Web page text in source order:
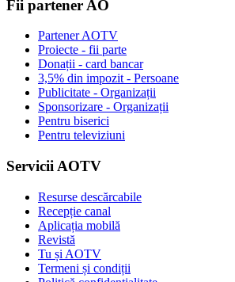
Fii partener AO
Partener AOTV
Proiecte - fii parte
Donații - card bancar
3,5% din impozit - Persoane
Publicitate - Organizații
Sponsorizare - Organizații
Pentru biserici
Pentru televiziuni
Servicii AOTV
Resurse descărcabile
Recepție canal
Aplicația mobilă
Revistă
Tu și AOTV
Termeni și condiții